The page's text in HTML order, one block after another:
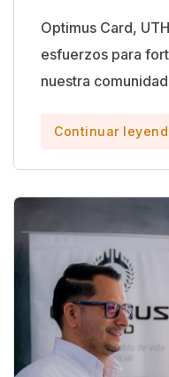
Optimus Card,
esfuerzos para
nuestra
Continuar